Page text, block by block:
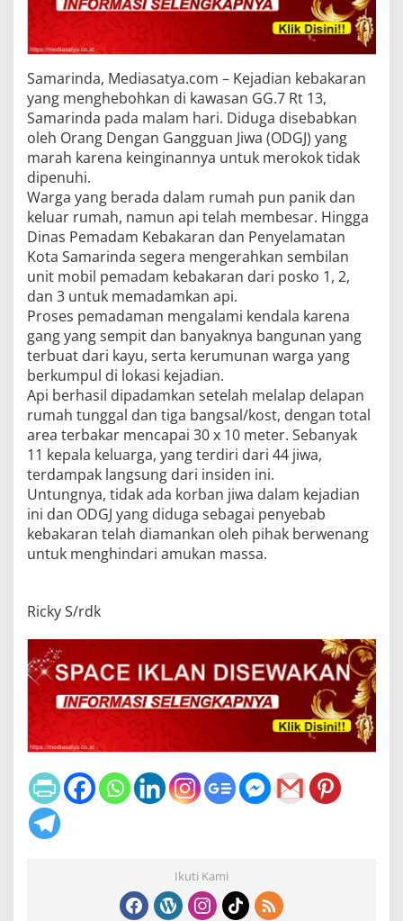
Samarinda, Mediasatya.com – Kejadian kebakaran
yang menghebohkan di kawasan GG.7 Rt 13,
Samarinda pada malam hari. Diduga disebabkan
oleh Orang Dengan Gangguan Jiwa (ODGJ) yang
marah karena keinginannya untuk merokok tidak
dipenuhi.
Warga yang berada dalam rumah pun panik dan
keluar rumah, namun api telah membesar. Hingga
Dinas Pemadam Kebakaran dan Penyelamatan
Kota Samarinda segera mengerahkan sembilan
unit mobil pemadam kebakaran dari posko 1, 2,
dan 3 untuk memadamkan api.
Proses pemadaman mengalami kendala karena
gang yang sempit dan banyaknya bangunan yang
terbuat dari kayu, serta kerumunan warga yang
berkumpul di lokasi kejadian.
Api berhasil dipadamkan setelah melalap delapan
rumah tunggal dan tiga bangsal/kost, dengan total
area terbakar mencapai 30 x 10 meter. Sebanyak
11 kepala keluarga, yang terdiri dari 44 jiwa,
terdampak langsung dari insiden ini.
Untungnya, tidak ada korban jiwa dalam kejadian
ini dan ODGJ yang diduga sebagai penyebab
kebakaran telah diamankan oleh pihak berwenang
untuk menghindari amukan massa.
Ricky S/rdk
Ikuti Kami